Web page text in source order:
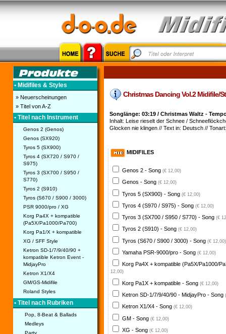
• Midifiles & Styles
» Neuerscheinungen
» Titel von A-Z
• Titel nach Instrument
Genos 2 (Genos)
Genos (SX920)
Tyros 5 (SX900)
Tyros 4 (SX720 / S970 /
S975)
Tyros 3 (SX700 / S950 /
S770)
Tyros 2 (S910)
Tyros (S670 / S900 / 3000)
PSR 9000/pro / XG
Korg Pa4X + kompatible
(Pa5X/Pa1000/Pa700)
Korg Pa1/X + kompatible
XG / SFF Style
Ketron SD-1/7/9/40/90 +
kompatible Ketron Event -
MidjayPro
Ketron X1/X4
GM/GS-Midifile
Roland Styles
• Titel nach Rubriken
Pop, 8-Beat & Ballads
Medleys
Party
Christmas Dancing Vol.2 Midifile/
Songlänge: 03:19 / Christmas Waltz -
Inhalt: Leise rieselt der Schnee /
Glocken nie klingen // Text in: Deutsch //
MIDIFILES
Genos 2 - Song (€ 12,00)
Genos - Song (€ 12,00)
Tyros 5 (SX900) - Song (€ 12,00)
Tyros 4 (S970 / S975) - Song (€ 12,00)
Tyros 3 (SX700 / S950 / S770) - Song (€
Tyros 2 (S910) - Song (€ 12,00)
Tyros (S670 / S900 / 3000) - Song (€ 12,00)
Yamaha PSR-9000/pro - Song (€ 12,00)
Korg Pa4X + kompatible (Pa5X/Pa1000/
12,00)
Korg Pa1X + kompatible - Song (€ 12,00)
Ketron SD-1/7/9/40/90 - MidjayPro - Song
Ketron X1/X4 - Song (€ 12,00)
GM - Song (€ 12,00)
XG - Song (€ 12,00)